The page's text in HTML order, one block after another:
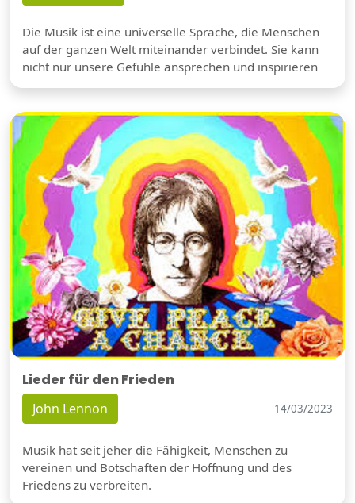
Die Musik ist eine universelle Sprache, die Menschen
auf der ganzen Welt miteinander verbindet. Sie kann
nicht nur unsere Gefühle ansprechen und inspirieren
Lieder für den Frieden
John Lennon 14/03/2023
Musik hat seit jeher die Fähigkeit, Menschen zu
vereinen und Botschaften der Hoffnung und des
Friedens zu verbreiten.